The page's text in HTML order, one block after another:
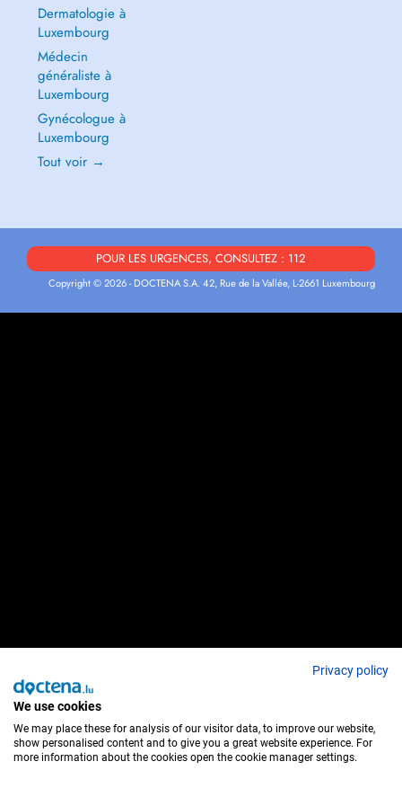
Dermatologie à
Luxembourg
Médecin
généraliste à
Luxembourg
Gynécologue à
Luxembourg
Tout voir →
POUR LES URGENCES, CONSULTEZ : 112
Copyright © 2026 - DOCTENA S.A. 42, Rue de la Vallée, L-2661 Luxembourg
Privacy policy
We use cookies
We may place these for analysis of our visitor data, to improve our website,
show personalised content and to give you a great website experience. For
more information about the cookies open the cookie manager settings.